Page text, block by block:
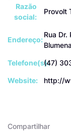
Razão
social:
Provolt
Endereço:
Rua
Telefone(s):(47)
Website: http://
Compartilhar